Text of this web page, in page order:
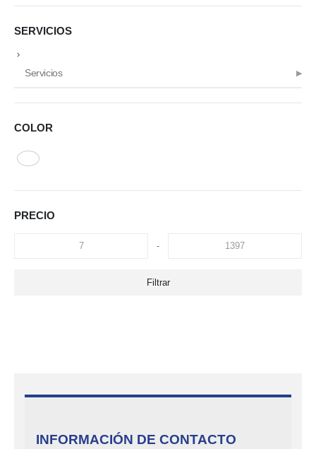
SERVICIOS
Servicios
COLOR
PRECIO
-
Filtrar
INFORMACIÓN DE CONTACTO